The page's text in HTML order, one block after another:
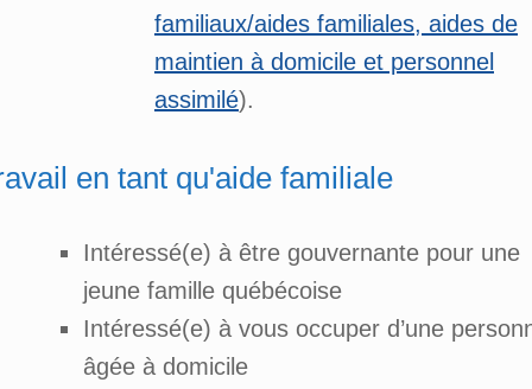
familiaux/aides familiales, aides de
maintien à domicile et personnel
assimilé).
en tant qu'aide familiale
Intéressé(e) à être gouvernante pour une
jeune famille québécoise
Intéressé(e) à vous occuper d’une
âgée à domicile